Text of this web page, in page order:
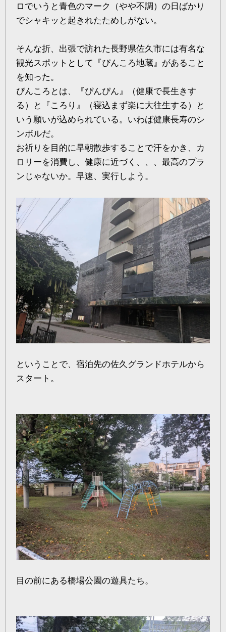
ロでいうと青色のマーク（やや不調）の日ばかり
でシャキッと起きれたためしがない。
そんな折、出張で訪れた長野県佐久市には有名な
観光スポットとして『ぴんころ地蔵』があること
を知った。
ぴんころとは、『ぴんぴん』（健康で長生きす
る）と『ころり』（寝込まず楽に大往生する）と
いう願いが込められている。いわば健康長寿のシ
ンボルだ。
お祈りを目的に早朝散歩することで汗をかき、カ
ロリーを消費し、健康に近づく、、、最高のプラ
ンじゃないか。早速、実行しよう。
ということで、宿泊先の佐久グランドホテルから
スタート。
目の前にある橋場公園の遊具たち。